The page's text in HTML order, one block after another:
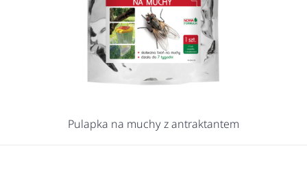
Pulapka na muchy z antraktantem